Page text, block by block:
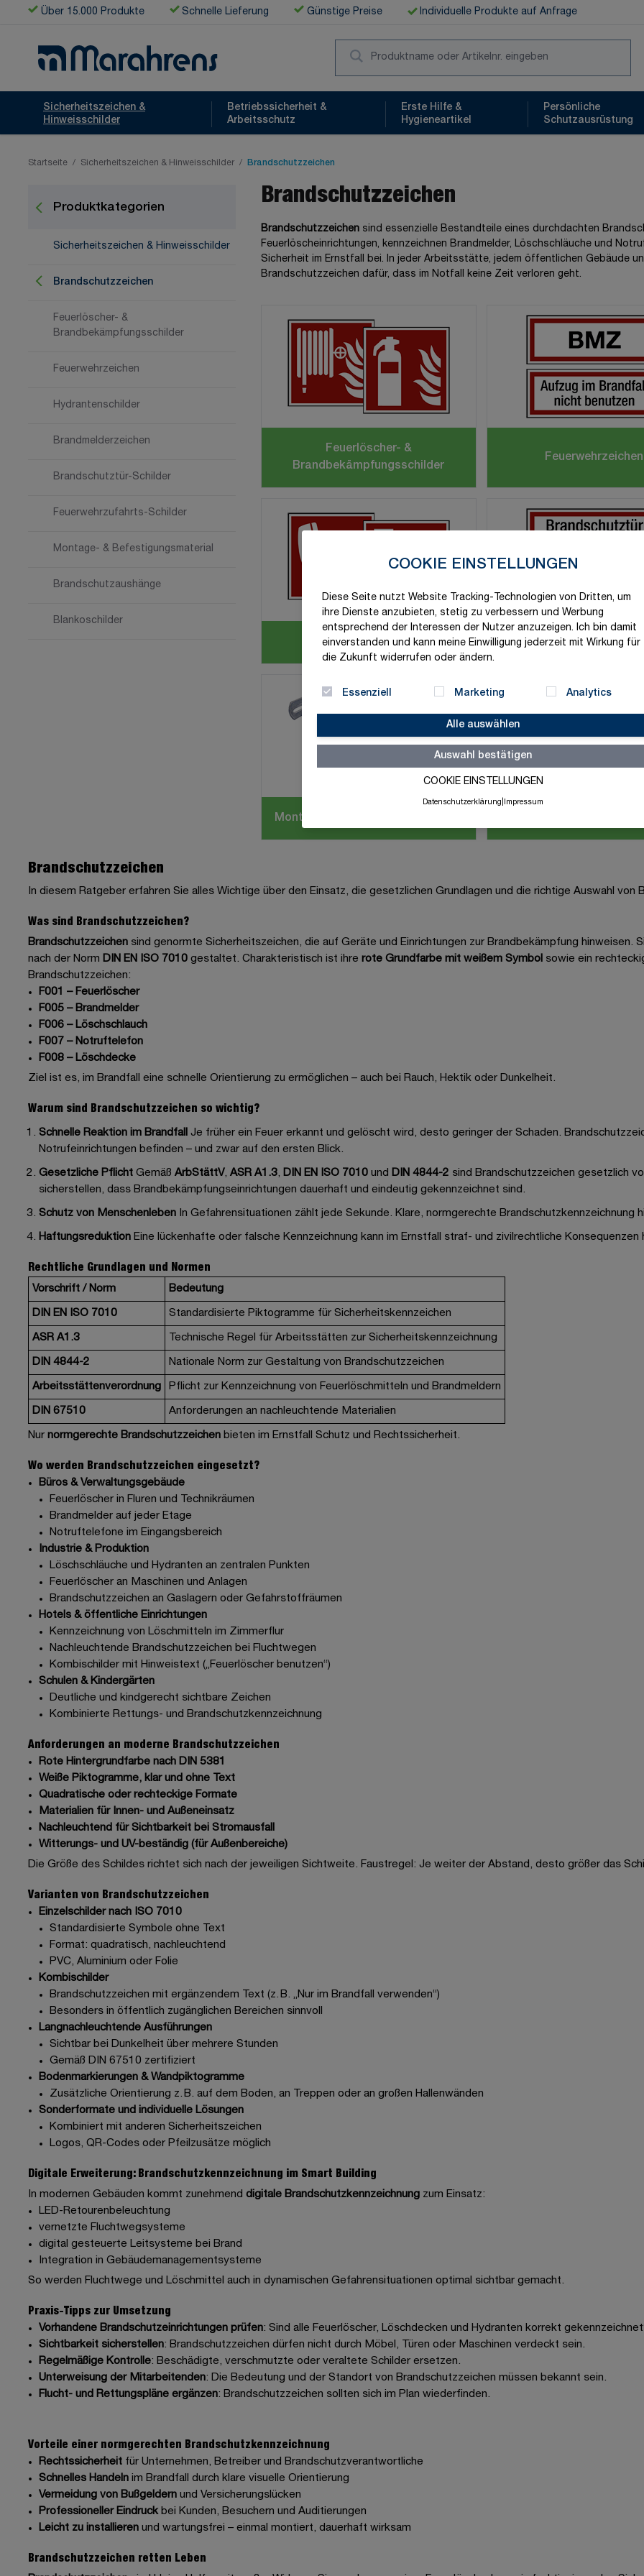
COOKIE EINSTELLUNGEN
Diese Seite nutzt Website Tracking-Technologien von Dritten, um
ihre Dienste anzubieten, stetig zu verbessern und Werbung
entsprechend der Interessen der Nutzer anzuzeigen. Ich bin damit
einverstanden und kann meine Einwilligung jederzeit mit Wirkung für
die Zukunft widerrufen oder ändern.
Essenziell Marketing Analytics
Alle auswählen
Auswahl bestätigen
COOKIE EINSTELLUNGEN
Datenschutzerklärung Impressum
Zum Inhalt springen
Über 15.000 Produkte Schnelle Lieferung Günstige Preise Individuelle Produkte auf Anfrage
Sicherheitszeichen &
Hinweisschilder
Betriebssicherheit &
Arbeitsschutz
Erste Hilfe &
Hygieneartikel
Persönliche
Schutzausrüstung
Startseite / Sicherheitszeichen & Hinweisschilder / Brandschutzzeichen
Produktkategorien
Sicherheitszeichen & Hinweisschilder
Brandschutzzeichen
Feuerlöscher- &
Brandbekämpfungsschilder
Feuerwehrzeichen
Hydrantenschilder
Brandmelderzeichen
Brandschutztür-Schilder
Feuerwehrzufahrts-Schilder
Montage- & Befestigungsmaterial
Brandschutzaushänge
Blankoschilder
Brandschutzzeichen
Brandschutzzeichensind essenzielle Bestandteile eines durchdachten
Feuerlöscheinrichtungen, kennzeichnen Brandmelder, Löschschläuche und
Sicherheit im Ernstfall bei. In jeder Arbeitsstätte, jedem öffentlichen Gebäude
Brandschutzzeichen dafür, dass im Notfall keine Zeit verloren geht.
Feuerlöscher- &
Brandbekämpfungsschilder
Feuerwehrzeichen
Brandmelderzeichen Brandschutztür-
Montage- & Befestigungsmaterial
Brandschutzzeichen
In diesem Ratgeber erfahren Sie alles Wichtige über den Einsatz, die gesetzlichen Grundlagen und die richtige Auswahl
Was sind Brandschutzzeichen?
Brandschutzzeichen sind genormte Sicherheitszeichen, die auf Geräte und Einrichtungen zur Brandbekämpfung hinweisen.
nach der Norm DIN EN ISO 7010 gestaltet. Charakteristisch ist ihre rote Grundfarbe mit weißem Symbol sowie ein
Brandschutzzeichen:
F001 – Feuerlöscher
F005 – Brandmelder
F006 – Löschschlauch
F007 – Notruftelefon
F008 – Löschdecke
Ziel ist es, im Brandfall eine schnelle Orientierung zu ermöglichen – auch bei Rauch, Hektik oder Dunkelheit.
Warum sind Brandschutzzeichen so wichtig?
Schnelle Reaktion im Brandfall Je früher ein Feuer erkannt und gelöscht wird, desto geringer der Schaden.
Notrufeinrichtungen befinden – und zwar auf den ersten Blick.
Gesetzliche Pflicht Gemäß ArbStättV, ASR A1.3, DIN EN ISO 7010 und DIN 4844-2 sind Brandschutzzeichen gesetzlich
sicherstellen, dass Brandbekämpfungseinrichtungen dauerhaft und eindeutig gekennzeichnet sind.
Schutz von Menschenleben In Gefahrensituationen zählt jede Sekunde. Klare, normgerechte Brandschutzkennzeichnung
Haftungsreduktion Eine lückenhafte oder falsche Kennzeichnung kann im Ernstfall straf- und zivilrechtliche
Rechtliche Grundlagen und Normen
Vorschrift / Norm
Bedeutung
DIN EN ISO 7010 Standardisierte Piktogramme für Sicherheitskennzeichen
ASR A1.3 Technische Regel für Arbeitsstätten zur Sicherheitskennzeichnung
DIN 4844-2 Nationale Norm zur Gestaltung von Brandschutzzeichen
Arbeitsstättenverordnung Pflicht zur Kennzeichnung von Feuerlöschmitteln und Brandmeldern
DIN 67510 Anforderungen an nachleuchtende Materialien
Nur normgerechte Brandschutzzeichen bieten im Ernstfall Schutz und Rechtssicherheit.
Wo werden Brandschutzzeichen eingesetzt?
Büros & Verwaltungsgebäude
Feuerlöscher in Fluren und Technikräumen
Brandmelder auf jeder Etage
Notruftelefone im Eingangsbereich
Industrie & Produktion
Löschschläuche und Hydranten an zentralen Punkten
Feuerlöscher an Maschinen und Anlagen
Brandschutzzeichen an Gaslagern oder Gefahrstoffräumen
Hotels & öffentliche Einrichtungen
Kennzeichnung von Löschmitteln im Zimmerflur
Nachleuchtende Brandschutzzeichen bei Fluchtwegen
Kombischilder mit Hinweistext („Feuerlöscher benutzen“)
Schulen & Kindergärten
Deutliche und kindgerecht sichtbare Zeichen
Kombinierte Rettungs- und Brandschutzkennzeichnung
Anforderungen an moderne Brandschutzzeichen
Rote Hintergrundfarbe nach DIN 5381
Weiße Piktogramme, klar und ohne Text
Quadratische oder rechteckige Formate
Materialien für Innen- und Außeneinsatz
Nachleuchtend für Sichtbarkeit bei Stromausfall
Witterungs- und UV-beständig (für Außenbereiche)
Die Größe des Schildes richtet sich nach der jeweiligen Sichtweite. Faustregel: Je weiter der Abstand, desto größer das
Varianten von Brandschutzzeichen
Einzelschilder nach ISO 7010
Standardisierte Symbole ohne Text
Format: quadratisch, nachleuchtend
PVC, Aluminium oder Folie
Kombischilder
Brandschutzzeichen mit ergänzendem Text (z. B. „Nur im Brandfall verwenden“)
Besonders in öffentlich zugänglichen Bereichen sinnvoll
Langnachleuchtende Ausführungen
Sichtbar bei Dunkelheit über mehrere Stunden
Gemäß DIN 67510 zertifiziert
Bodenmarkierungen & Wandpiktogramme
Zusätzliche Orientierung z. B. auf dem Boden, an Treppen oder an großen Hallenwänden
Sonderformate und individuelle Lösungen
Kombiniert mit anderen Sicherheitszeichen
Logos, QR-Codes oder Pfeilzusätze möglich
Digitale Erweiterung: Brandschutzkennzeichnung im Smart Building
In modernen Gebäuden kommt zunehmend digitale Brandschutzkennzeichnung zum Einsatz:
LED-Retourenbeleuchtung
vernetzte Fluchtwegsysteme
digital gesteuerte Leitsysteme bei Brand
Integration in Gebäudemanagementsysteme
So werden Fluchtwege und Löschmittel auch in dynamischen Gefahrensituationen optimal sichtbar gemacht.
Praxis-Tipps zur Umsetzung
Vorhandene Brandschutzeinrichtungen prüfen: Sind alle Feuerlöscher, Löschdecken und Hydranten korrekt
Sichtbarkeit sicherstellen: Brandschutzzeichen dürfen nicht durch Möbel, Türen oder Maschinen verdeckt sein.
Regelmäßige Kontrolle: Beschädigte, verschmutzte oder veraltete Schilder ersetzen.
Unterweisung der Mitarbeitenden: Die Bedeutung und der Standort von Brandschutzzeichen müssen bekannt sein.
Flucht- und Rettungspläne ergänzen: Brandschutzzeichen sollten sich im Plan wiederfinden.
Vorteile einer normgerechten Brandschutzkennzeichnung
Rechtssicherheit für Unternehmen, Betreiber und Brandschutzverantwortliche
Schnelles Handeln im Brandfall durch klare visuelle Orientierung
Vermeidung von Bußgeldern und Versicherungslücken
Professioneller Eindruckbei Kunden, Besuchern und Auditierungen
Leicht zu installieren und wartungsfrei – einmal montiert, dauerhaft wirksam
Brandschutzzeichen retten Leben